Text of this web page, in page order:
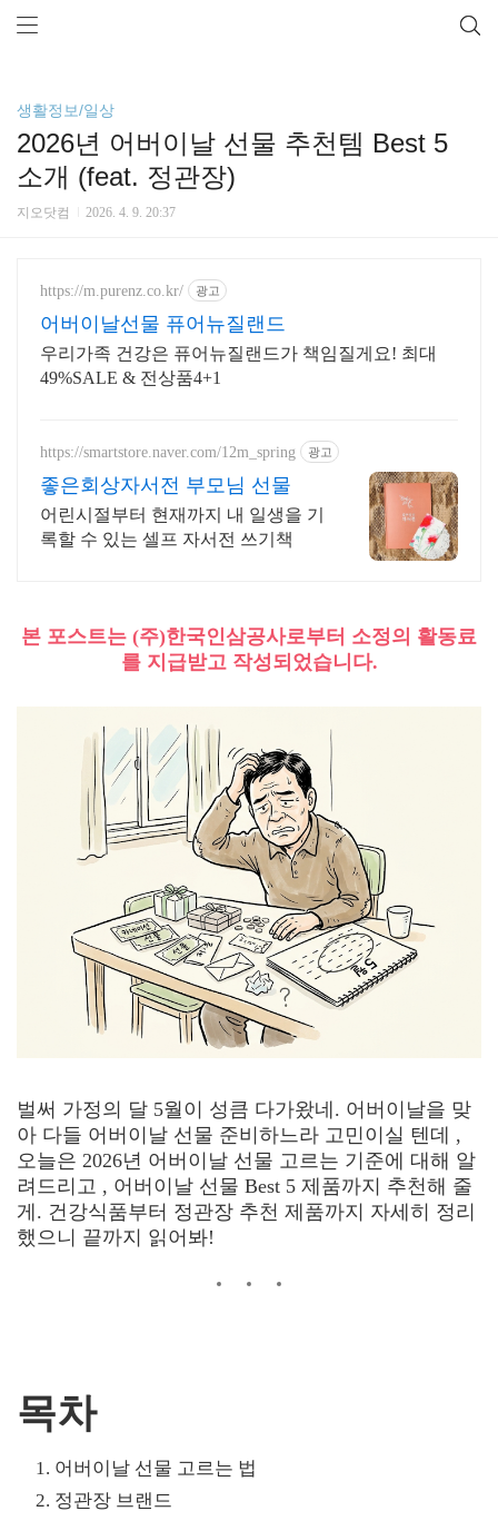
생활정보/일상
2026년 어버이날 선물 추천템 Best 5
소개 (feat. 정관장)
지오닷컴 2026. 4. 9. 20:37
https://m.purenz.co.kr/ 광고
어버이날선물 퓨어뉴질랜드
우리가족 건강은 퓨어뉴질랜드가 책임질게요! 최대
49%SALE & 전상품4+1
https://smartstore.naver.com/12m_spring 광고
좋은회상자서전 부모님 선물
어린시절부터 현재까지 내 일생을 기
록할 수 있는 셀프 자서전 쓰기책
본 포스트는 (주)한국인삼공사로부터 소정의 활동료
를 지급받고 작성되었습니다.
벌써 가정의 달 5월이 성큼 다가왔네. 어버이날을 맞
아 다들 어버이날 선물 준비하느라 고민이실 텐데 ,
오늘은 2026년 어버이날 선물 고르는 기준에 대해 알
려드리고 , 어버이날 선물 Best 5 제품까지 추천해 줄
게. 건강식품부터 정관장 추천 제품까지 자세히 정리
했으니 끝까지 읽어봐!
목차
어버이날 선물 고르는 법
정관장 브랜드